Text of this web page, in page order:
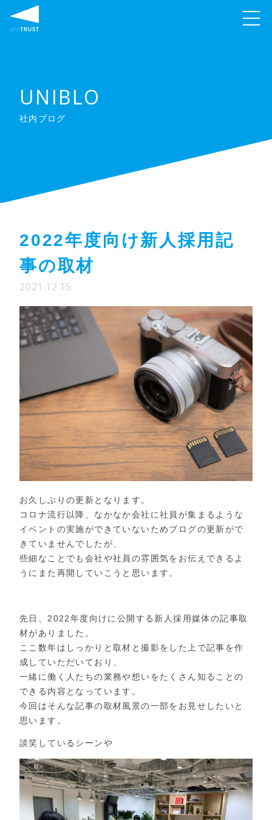
UNIBLO
社内ブログ
2022年度向け新人採用記
事の取材
2021.12.15
お久しぶりの更新となります。
コロナ流行以降、なかなか会社に社員が集まるような
イベントの実施ができていないためブログの更新がで
きていませんでしたが、
些細なことでも会社や社員の雰囲気をお伝えできるよ
うにまた再開していこうと思います。
先日、2022年度向けに公開する新人採用媒体の記事取
材がありました。
ここ数年はしっかりと取材と撮影をした上で記事を作
成していただいており、
一緒に働く人たちの業務や想いをたくさん知ることの
できる内容となっています。
今回はそんな記事の取材風景の一部をお見せしたいと
思います。
談笑しているシーンや